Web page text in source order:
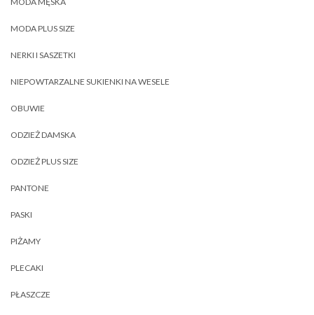
MODA PLUS SIZE
NERKI I SASZETKI
NIEPOWTARZALNE SUKIENKI NA WESELE
OBUWIE
ODZIEŻ DAMSKA
ODZIEŻ PLUS SIZE
PANTONE
PASKI
PIŻAMY
PLECAKI
PŁASZCZE